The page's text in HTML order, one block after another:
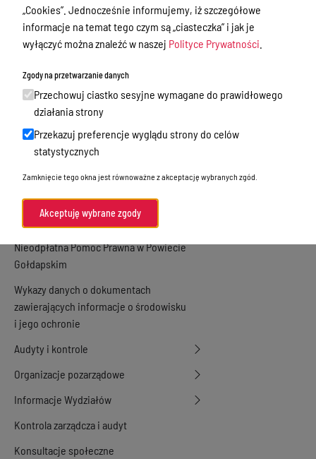
Petycje
Oświadczenia majątkowe
Praca w Starostwie
Akty prawne
Informacje, konkursy, ogłoszenia
zamówień publicznych
Menu Podmiotowe
Nieodpłatna Pomoc Prawna w Powiecie
Gołdapskim
Wykazy danych o dokumentach
zawierających informacje o środowisku
i jego ochronie
Audyty i kontrole
Organizacje pozarządowe
Informacje Wydziałów
Kontrola zarządcza i audyt
Konsultacje społeczne
„Cookies”. Jednocześnie informujemy, iż szczegółowe
informacje na temat tego czym są „ciasteczka” i jak je
wyłączyć można znaleźć w naszej Polityce Prywatności
Zgody na przetwarzanie danych
Przechowuj ciastko sesyjne wymagane do prawidłowego
działania strony
Przekazuj preferencje wyglądu strony do celów
statystycznych
Zamknięcie tego okna jest równoważne z akceptację wybranych zgód.
Akceptuję wybrane zgody